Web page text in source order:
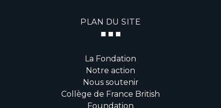
PLAN DU SITE
La Fondation
Notre action
Nous soutenir
Collège de France British
Foundation